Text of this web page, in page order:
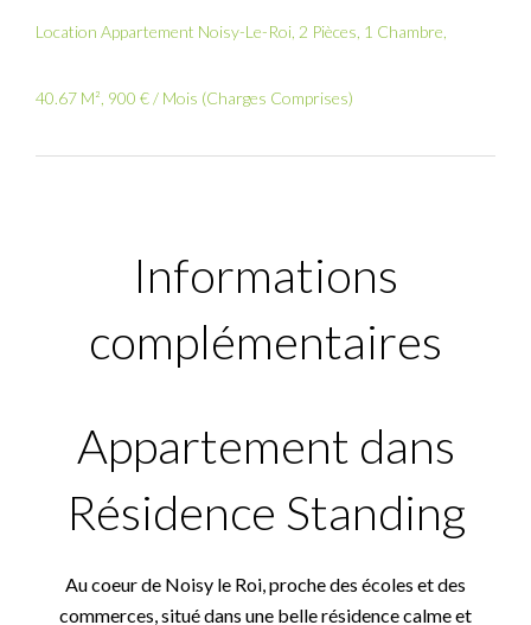
Location Appartement Noisy-Le-Roi, 2 Pièces, 1 Chambre,
40.67 M², 900 € / Mois (Charges Comprises)
Informations
complémentaires
Appartement dans
Résidence Standing
Au coeur de Noisy le Roi, proche des écoles et des
commerces, situé dans une belle résidence calme et